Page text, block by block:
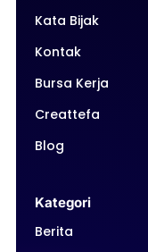
Kata Bijak
Kontak
Bursa Kerja
Creattefa
Blog
Kategori
Berita